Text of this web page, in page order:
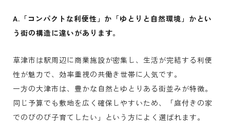
A.「コンパクトな利便性」か「ゆとりと自然環境」かとい
う街の構造に違いがあります。
草津市は駅周辺に商業施設が密集し、生活が完結する利便
性が魅力で、効率重視の共働き世帯に人気です。
一方の大津市は、豊かな自然とゆとりある街並みが特徴。
同じ予算でも敷地を広く確保しやすいため、「庭付きの家
でのびのび子育てしたい」という方によく選ばれます。